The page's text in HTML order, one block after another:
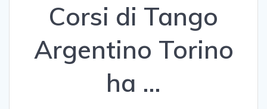
Corsi di Tango
Argentino Torino
ha …